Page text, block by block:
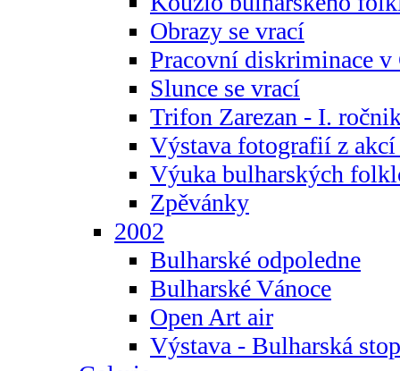
Obrazy se vrací
Pracovní diskriminace
Slunce se vrací
Trifon Zarezan - I.
Výstava fotografií z akcí
Výuka bulharských
Zpěvánky
2002
Bulharské odpoledne
Bulharské Vánoce
Open Art air
Výstava - Bulharská